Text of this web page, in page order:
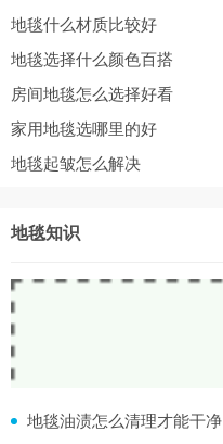
地毯什么材质比较好
地毯选择什么颜色百搭
房间地毯怎么选择好看
家用地毯选哪里的好
地毯起皱怎么解决
地毯知识
地毯油渍怎么清理才能干净